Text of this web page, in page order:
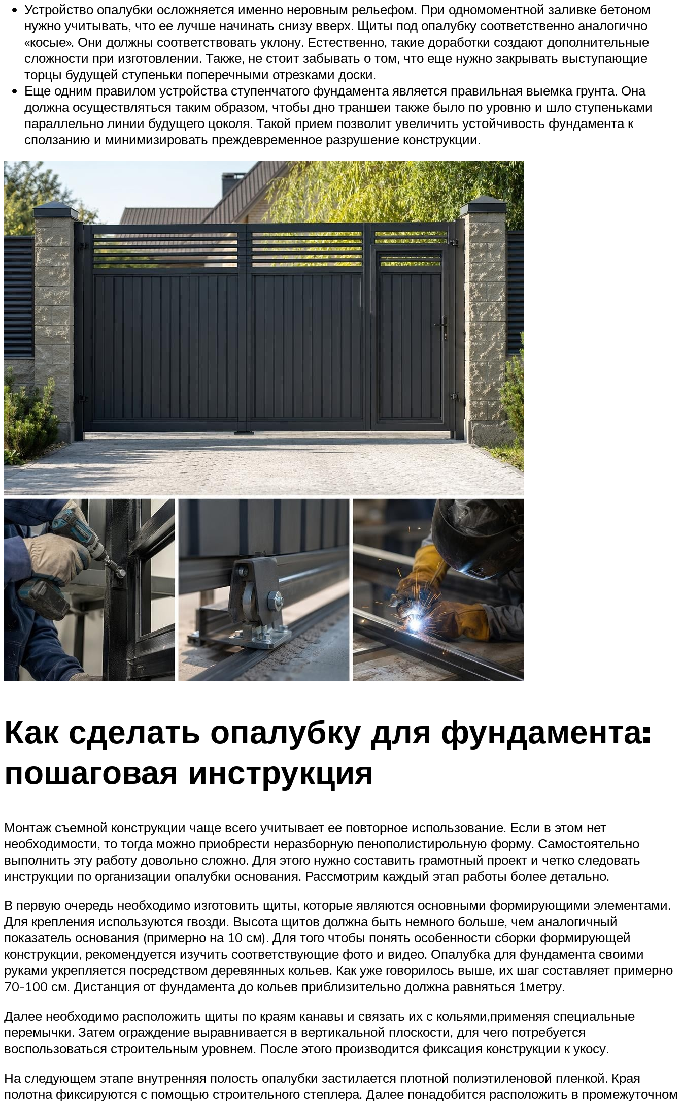
Устройство опалубки осложняется именно неровным рельефом. При одномоментной заливке бетоном
нужно учитывать, что ее лучше начинать снизу вверх. Щиты под опалубку соответственно аналогично
«косые». Они должны соответствовать уклону. Естественно, такие доработки создают дополнительные
сложности при изготовлении. Также, не стоит забывать о том, что еще нужно закрывать выступающие
торцы будущей ступеньки поперечными отрезками доски.
Еще одним правилом устройства ступенчатого фундамента является правильная выемка грунта. Она
должна осуществляться таким образом, чтобы дно траншеи также было по уровню и шло ступеньками
параллельно линии будущего цоколя. Такой прием позволит увеличить устойчивость фундамента к
сползанию и минимизировать преждевременное разрушение конструкции.
Как сделать опалубку для фундамента:
пошаговая инструкция
Монтаж съемной конструкции чаще всего учитывает ее повторное использование. Если в этом нет
необходимости, то тогда можно приобрести неразборную пенополистирольную форму. Самостоятельно
выполнить эту работу довольно сложно. Для этого нужно составить грамотный проект и четко следовать
инструкции по организации опалубки основания. Рассмотрим каждый этап работы более детально.
В первую очередь необходимо изготовить щиты, которые являются основными формирующими элементами.
Для крепления используются гвозди. Высота щитов должна быть немного больше, чем аналогичный
показатель основания (примерно на 10 см). Для того чтобы понять особенности сборки формирующей
конструкции, рекомендуется изучить соответствующие фото и видео. Опалубка для фундамента своими
руками укрепляется посредством деревянных кольев. Как уже говорилось выше, их шаг составляет примерно
70-100 см. Дистанция от фундамента до кольев приблизительно должна равняться 1метру.
Далее необходимо расположить щиты по краям канавы и связать их с кольями,применяя специальные
перемычки. Затем ограждение выравнивается в вертикальной плоскости, для чего потребуется
воспользоваться строительным уровнем. После этого производится фиксация конструкции к укосу.
На следующем этапе внутренняя полость опалубки застилается плотной полиэтиленовой пленкой. Края
полотна фиксируются с помощью строительного степлера. Далее понадобится расположить в промежуточном